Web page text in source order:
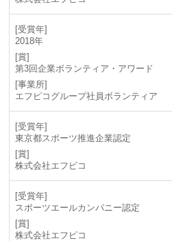
2018年
第3回企業ボランティア・アワード
エフピコグループ社員ボランティア
東京都スポーツ推進企業認定
株式会社エフピコ
スポーツエールカンパニー認定
株式会社エフピコ